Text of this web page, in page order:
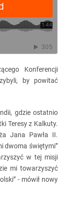
Konferencji
by powitać
gdzie ostatnio
Teresy z Kalkuty.
Jana Pawła II.
dwoma świętymi”
w tej misji
mi towarzyszyć
- mówił nowy